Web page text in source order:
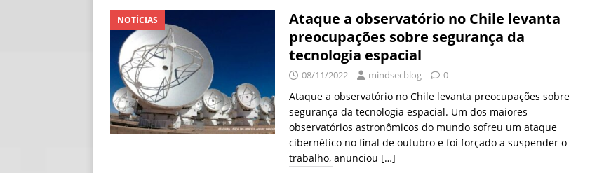
NOTÍCIAS
[ 06/08/2026 ]
Falsas promessas de emprego na Meta, Disney, Coca-Cola e Spotify
NOTÍCIAS
[ 06/08/2026 ] Sem guardrails, a autonomia da IA se torna um risco
NOTÍCIAS
[ 06/08/2026 ] IA eleva taxa de sucesso de phishing para 54% NOTÍCIAS
NOTÍCIAS
Ataque a observatório no Chile levanta
preocupações sobre segurança da
tecnologia espacial
08/11/2022 mindsecblog 0
Ataque a observatório no Chile levanta preocupações sobre
segurança da tecnologia espacial. Um dos maiores
observatórios astronômicos do mundo sofreu um ataque
cibernético no final de outubro e foi forçado a suspender o
trabalho, anunciou […]